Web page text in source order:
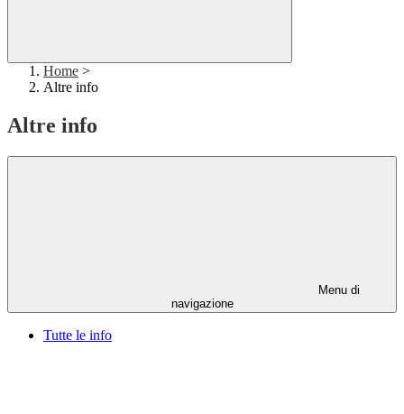
Home >
Altre info
Altre info
Menu di
navigazione
Tutte le info